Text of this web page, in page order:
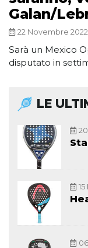
Galan/
22 Novembre
Sarà un Mexico
disputato in
LE